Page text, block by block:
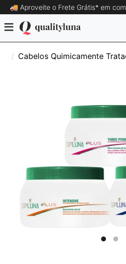
🚚 Aproveite o Frete Grátis* em
Cabelos Quimicamente